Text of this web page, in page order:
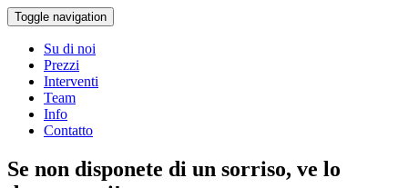
Toggle navigation
Su di noi
Prezzi
Interventi
Team
Info
Contatto
Se non disponete di un sorriso, ve lo